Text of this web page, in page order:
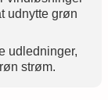
udnytte grøn
udledninger,
strøm.